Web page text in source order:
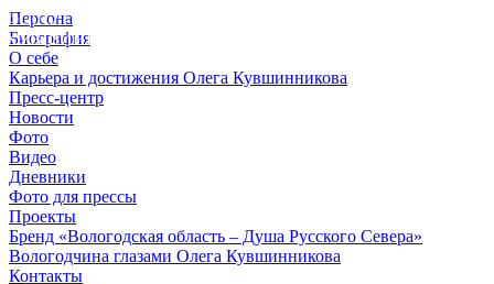
Персона
Биография
О себе
Карьера и достижения Олега Кувшинникова
Пресс-центр
Новости
Фото
Видео
Дневники
Фото для прессы
Проекты
Бренд «Вологодская область – Душа Русского Севера»
Вологодчина глазами Олега Кувшинникова
Контакты
© 2012 - 2023,
КУВШИННИКОВ О.А.